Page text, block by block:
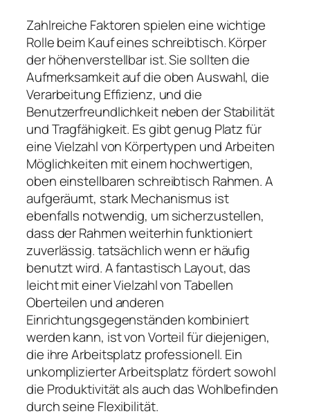
Zahlreiche Faktoren spielen eine wichtige
Rolle beim Kauf eines schreibtisch. Körper
der höhenverstellbar ist. Sie sollten die
Aufmerksamkeit auf die oben Auswahl, die
Verarbeitung Effizienz, und die
Benutzerfreundlichkeit neben der Stabilität
und Tragfähigkeit. Es gibt genug Platz für
eine Vielzahl von Körpertypen und Arbeiten
Möglichkeiten mit einem hochwertigen,
oben einstellbaren schreibtisch Rahmen. A
aufgeräumt, stark Mechanismus ist
ebenfalls notwendig, um sicherzustellen,
dass der Rahmen weiterhin funktioniert
zuverlässig. tatsächlich wenn er häufig
benutzt wird. A fantastisch Layout, das
leicht mit einer Vielzahl von Tabellen
Oberteilen und anderen
Einrichtungsgegenständen kombiniert
werden kann, ist von Vorteil für diejenigen,
die ihre Arbeitsplatz professionell. Ein
unkomplizierter Arbeitsplatz fördert sowohl
die Produktivität als auch das Wohlbefinden
durch seine Flexibilität.